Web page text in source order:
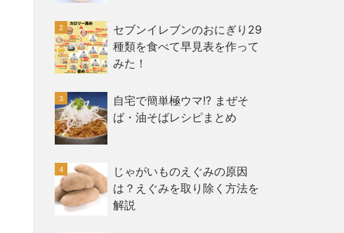
セブンイレブンのおにぎり29
種類を食べて早見表を作って
みた！
自宅で簡単極ウマ!? まぜそ
ば・油そばレシピまとめ
じゃがいものえぐみの原因
は？えぐみを取り除く方法を
解説